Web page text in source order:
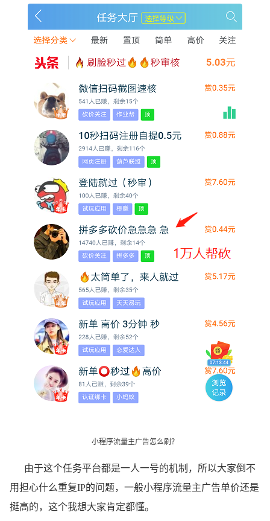
小程序流量主广告怎么刷？
由于这个任务平台都是一人一号的机制，所以大家倒不
用担心什么重复IP的问题，一般小程序流量主广告单价还是
挺高的，这个我想大家肯定都懂。